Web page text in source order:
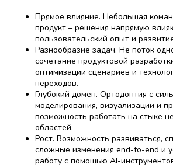
Прямое влияние. Небольшая
продукт – решения напрямую
пользовательский опыт и
Разнообразие задач. Не поток
сочетание продуктовой
оптимизации сценариев и
переходов.
Глубокий домен. Ортодонтия с
моделирования, визуализации и
возможность работать на стыке
областей.
Рост. Возможность развиваться,
сложные изменения end-to-end и
работу с помощью AI-